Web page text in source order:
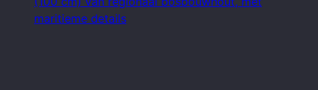
maritieme details